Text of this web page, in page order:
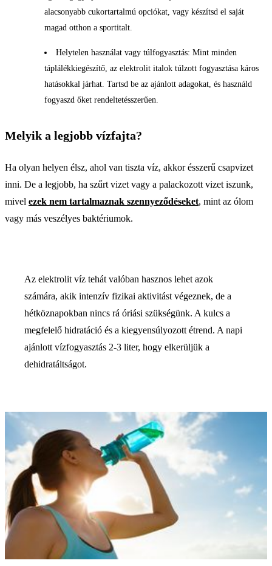
alacsonyabb cukortartalmú opciókat, vagy készítsd el saját
magad otthon a sportitalt.
Helytelen használat vagy túlfogyasztás: Mint minden
táplálékkiegészítő, az elektrolit italok túlzott fogyasztása káros
hatásokkal járhat. Tartsd be az ajánlott adagokat, és használd
fogyaszd őket rendeltetésszerűen.
Melyik a legjobb vízfajta?
Ha olyan helyen élsz, ahol van tiszta víz, akkor ésszerű csapvizet
inni. De a legjobb, ha szűrt vizet vagy a palackozott vizet iszunk,
mivel ezek nem tartalmaznak szennyeződéseket, mint az ólom
vagy más veszélyes baktériumok.
Az elektrolit víz tehát valóban hasznos lehet azok
számára, akik intenzív fizikai aktivitást végeznek, de a
hétköznapokban nincs rá óriási szükségünk. A kulcs a
megfelelő hidratáció és a kiegyensúlyozott étrend. A napi
ajánlott vízfogyasztás 2-3 liter, hogy elkerüljük a
dehidratáltságot.